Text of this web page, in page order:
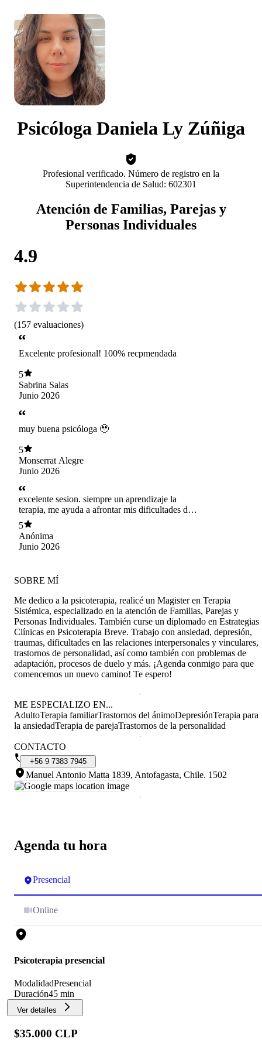
Psicóloga Daniela Ly Zúñiga
Profesional verificado. Número de registro en la
Superintendencia de Salud: 602301
Atención de Familias, Parejas y
Personas Individuales
4.9
(157 evaluaciones)
Excelente profesional! 100% recpmendada
5
Sabrina Salas
Junio 2026
muy buena psicóloga 🥹
5
Monserrat Alegre
Junio 2026
excelente sesion. siempre un aprendizaje la
terapia, me ayuda a afrontar mis dificultades de
forma practica
5
Anónima
Junio 2026
Agenda tu hora
Presencial
Online
Psicoterapia presencial
ModalidadPresencial
Duración45 min
Ver detalles
$35.000 CLP
SOBRE MÍ
Me dedico a la psicoterapia, realicé un Magister en Terapia
Sistémica, especializado en la atención de Familias, Parejas y
Personas Individuales. También curse un diplomado en Estrategias
Clínicas en Psicoterapia Breve. Trabajo con ansiedad, depresión,
traumas, dificultades en las relaciones interpersonales y vinculares,
trastornos de personalidad, así como también con problemas de
adaptación, procesos de duelo y más. ¡Agenda conmigo para que
comencemos un nuevo camino! Te espero!
ME ESPECIALIZO EN...
AdultoTerapia familiarTrastornos del ánimoDepresiónTerapia para
la ansiedadTerapia de parejaTrastornos de la personalidad
CONTACTO
+56 9 7383 7945
Manuel Antonio Matta 1839, Antofagasta, Chile. 1502